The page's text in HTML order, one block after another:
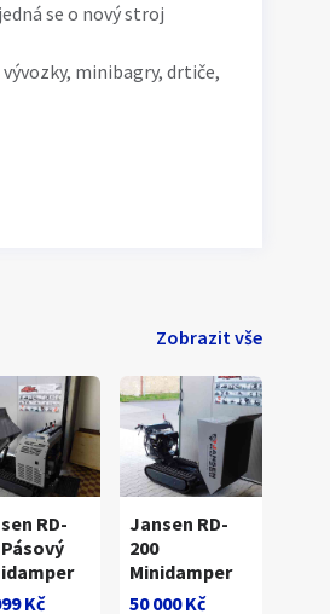
se o nový stroj
minibagry, drtiče,
Zobrazit vše
RD-
Kč
Jansen RD-
200
Minidamper
50 000 Kč